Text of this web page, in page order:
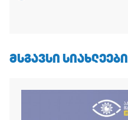
ᲛᲡᲒᲐᲕᲡᲘ ᲡᲘᲐᲮᲚᲔᲔᲑᲘ